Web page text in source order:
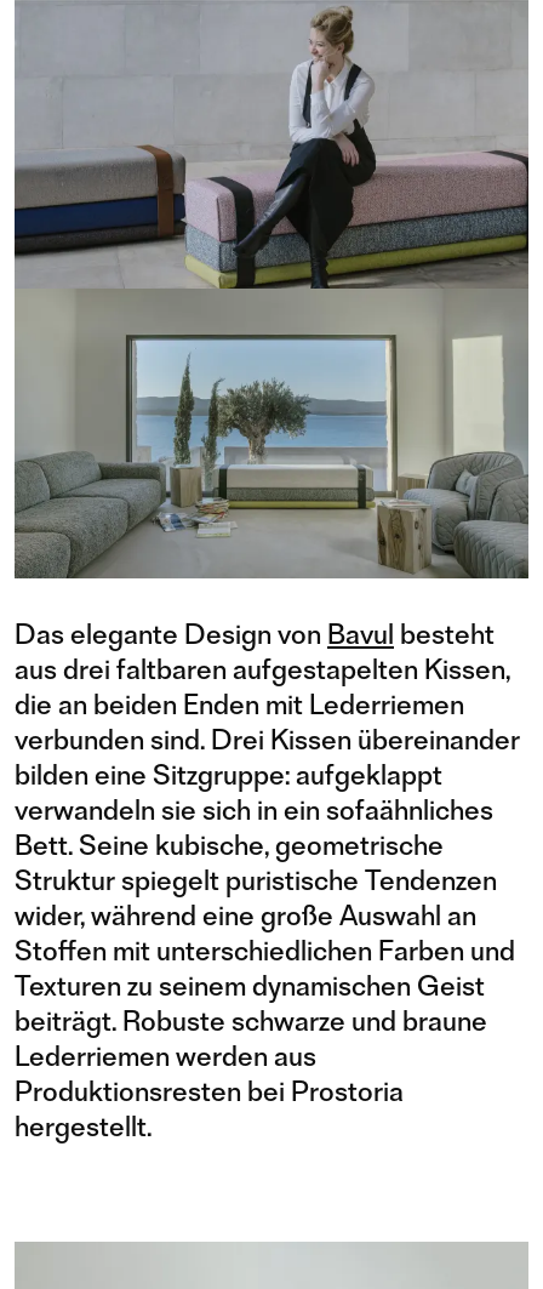
Das elegante Design von Bavul besteht
aus drei faltbaren aufgestapelten Kissen,
die an beiden Enden mit Lederriemen
verbunden sind. Drei Kissen übereinander
bilden eine Sitzgruppe: aufgeklappt
verwandeln sie sich in ein sofaähnliches
Bett. Seine kubische, geometrische
Struktur spiegelt puristische Tendenzen
wider, während eine große Auswahl an
Stoffen mit unterschiedlichen Farben und
Texturen zu seinem dynamischen Geist
beiträgt. Robuste schwarze und braune
Lederriemen werden aus
Produktionsresten bei Prostoria
hergestellt.